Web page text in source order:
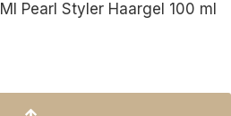
Pearl Styler Haargel 100 ml